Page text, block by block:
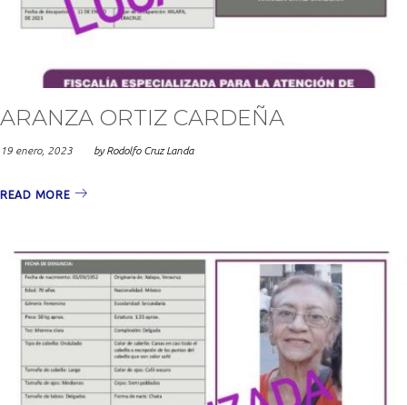
ARANZA ORTIZ CARDEÑA
19 enero, 2023 byRodolfo Cruz Landa
READ MORE